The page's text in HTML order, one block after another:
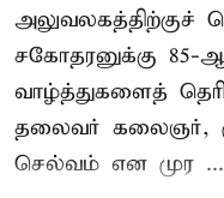
அலுவலகத்திற்குச்
சகோதரனுக்கு 85-
வாழ்த்துகளைத்
தலைவர் கலைஞர்,
செல்வம் என முர ...